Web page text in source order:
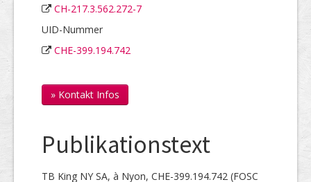
CH-217.3.562.272-7
UID-Nummer
CHE-399.194.742
» Kontakt Infos
Publikationstext
TB King NY SA, à Nyon, CHE-399.194.742 (FOSC